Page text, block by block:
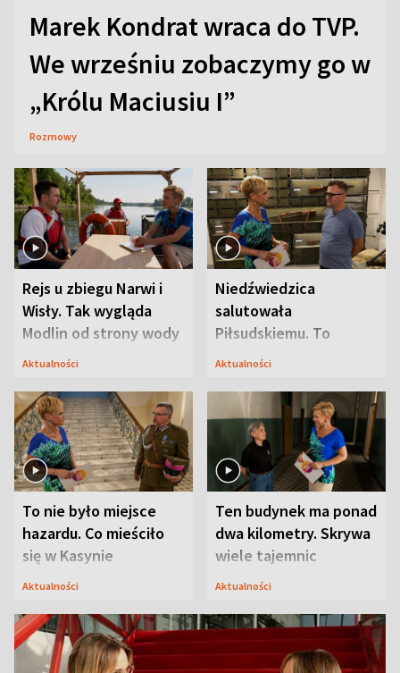
Marek Kondrat wraca do TVP.
We wrześniu zobaczymy go w
„Królu Maciusiu I”
Rozmowy
Rejs u zbiegu Narwi i
Wisły. Tak wygląda
Modlin od strony wody
Aktualności
Niedźwiedzica
salutowała
Piłsudskiemu. To
niejedyna tajemnica
Aktualności
To nie było miejsce
hazardu. Co mieściło
się w Kasynie
Oficerskim?
Aktualności
Ten budynek ma ponad
dwa kilometry. Skrywa
wiele tajemnic
Aktualności